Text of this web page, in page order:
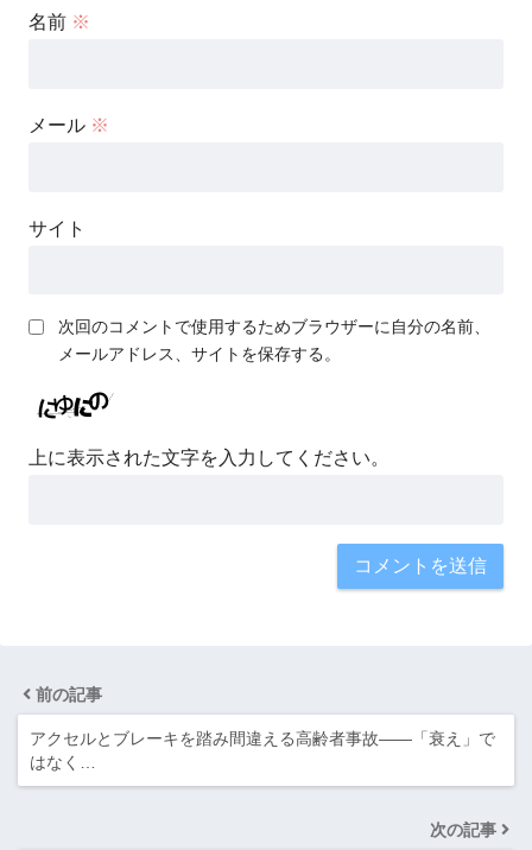
名前 ※
メール ※
サイト
次回のコメントで使用するためブラウザーに自分の名前、
メールアドレス、サイトを保存する。
上に表示された文字を入力してください。
前の記事
アクセルとブレーキを踏み間違える高齢者事故――「衰え」で
はなく…
次の記事